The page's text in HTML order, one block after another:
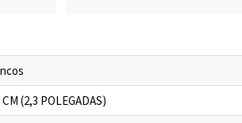
(2,3 POLEGADAS)